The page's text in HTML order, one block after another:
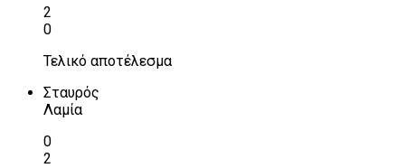
2
0
Τελικό αποτέλεσμα
Σταυρός
Λαμία
0
2